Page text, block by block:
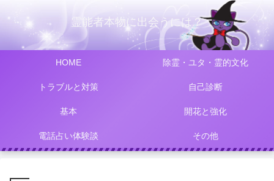
霊能者本物に出会うには？
HOME 除霊・ユタ・霊的文化
トラブルと対策 自己診断
基本 開花と強化
電話占い体験談 その他